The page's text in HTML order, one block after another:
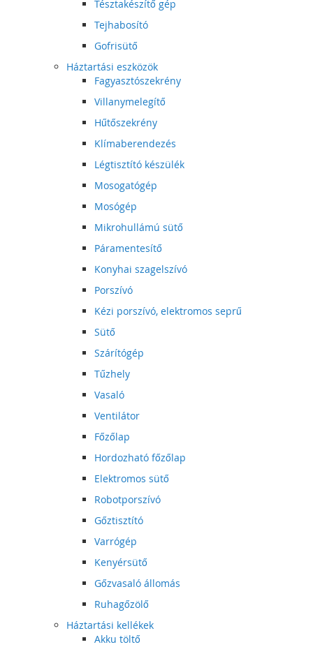
Tésztakészítő gép
Tejhabosító
Gofrisütő
Háztartási eszközök
Fagyasztószekrény
Villanymelegítő
Hűtőszekrény
Klímaberendezés
Légtisztító készülék
Mosogatógép
Mosógép
Mikrohullámú sütő
Páramentesítő
Konyhai szagelszívó
Porszívó
Kézi porszívó, elektromos seprű
Sütő
Szárítógép
Tűzhely
Vasaló
Ventilátor
Főzőlap
Hordozható főzőlap
Elektromos sütő
Robotporszívó
Gőztisztító
Varrógép
Kenyérsütő
Gőzvasaló állomás
Ruhagőzölő
Háztartási kellékek
Akku töltő